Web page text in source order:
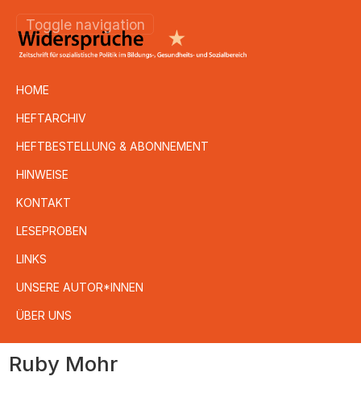
Toggle navigation
HOME
HEFTARCHIV
HEFTBESTELLUNG & ABONNEMENT
HINWEISE
KONTAKT
LESEPROBEN
LINKS
UNSERE AUTOR*INNEN
ÜBER UNS
zum
Ruby Mohr